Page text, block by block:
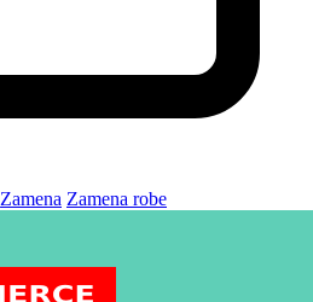
Zamena Zamena robe